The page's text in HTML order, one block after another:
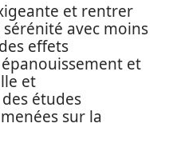
et rentrer
avec moins
effets
et
et
études
sur la